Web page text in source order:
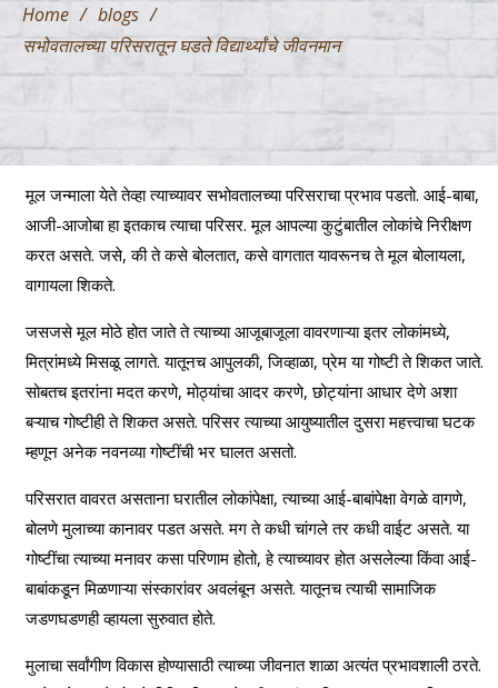
Home / blogs /
सभोवतालच्या परिसरातून घडते विद्यार्थ्यांचे जीवनमान
मूल जन्माला येते तेव्हा त्याच्यावर सभोवतालच्या परिसराचा प्रभाव पडतो. आई-बाबा,
आजी-आजोबा हा इतकाच त्याचा परिसर. मूल आपल्या कुटुंबातील लोकांचे निरीक्षण
करत असते. जसे, की ते कसे बोलतात, कसे वागतात यावरूनच ते मूल बोलायला,
वागायला शिकते.
जसजसे मूल मोठे होत जाते ते त्याच्या आजूबाजूला वावरणाऱ्या इतर लोकांमध्ये,
मित्रांमध्ये मिसळू लागते. यातूनच आपुलकी, जिव्हाळा, प्रेम या गोष्टी ते शिकत जाते.
सोबतच इतरांना मदत करणे, मोठ्यांचा आदर करणे, छोट्यांना आधार देणे अशा
बऱ्याच गोष्टीही ते शिकत असते. परिसर त्याच्या आयुष्यातील दुसरा महत्त्वाचा घटक
म्हणून अनेक नवनव्या गोष्टींची भर घालत असतो.
परिसरात वावरत असताना घरातील लोकांपेक्षा, त्याच्या आई-बाबांपेक्षा वेगळे वागणे,
बोलणे मुलाच्या कानावर पडत असते. मग ते कधी चांगले तर कधी वाईट असते. या
गोष्टींचा त्याच्या मनावर कसा परिणाम होतो, हे त्याच्यावर होत असलेल्या किंवा आई-
बाबांकडून मिळणाऱ्या संस्कारांवर अवलंबून असते. यातूनच त्याची सामाजिक
जडणघडणही व्हायला सुरुवात होते.
मुलाचा सर्वांगीण विकास होण्यासाठी त्याच्या जीवनात शाळा अत्यंत प्रभावशाली ठरते.